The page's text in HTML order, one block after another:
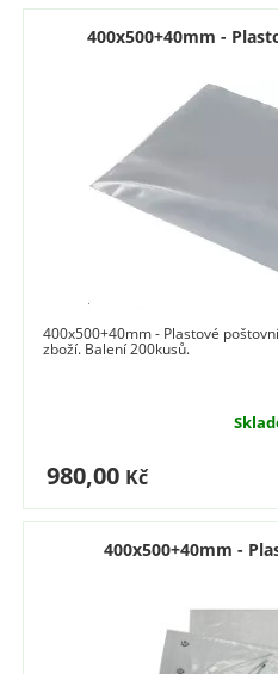
400x500+40mm -
400x500+40mm - Plastové
zboží. Balení 200kusů.
980,00 Kč
400x500+40mm -